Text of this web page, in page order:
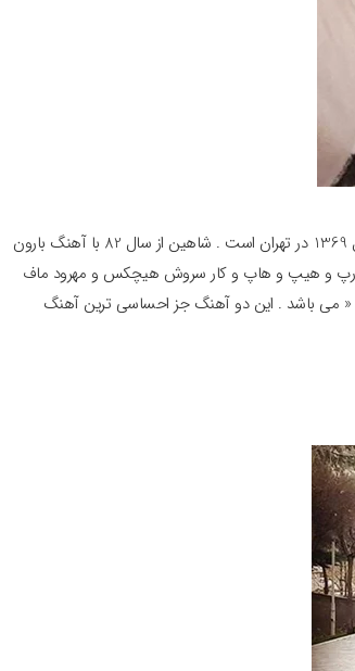
بیوگرافی شاهین فلاکت خواننده رپ : شاهین فلاکت متولد 12 فروردین سال 1369 در تهران است . شاهین از سال 82 با آهنگ بارون
رپ و هیپ و هاپ و کار سروش هیچکس و مهرود ماف
« می باشد . این دو آهنگ جز احساسی ترین آهنگ